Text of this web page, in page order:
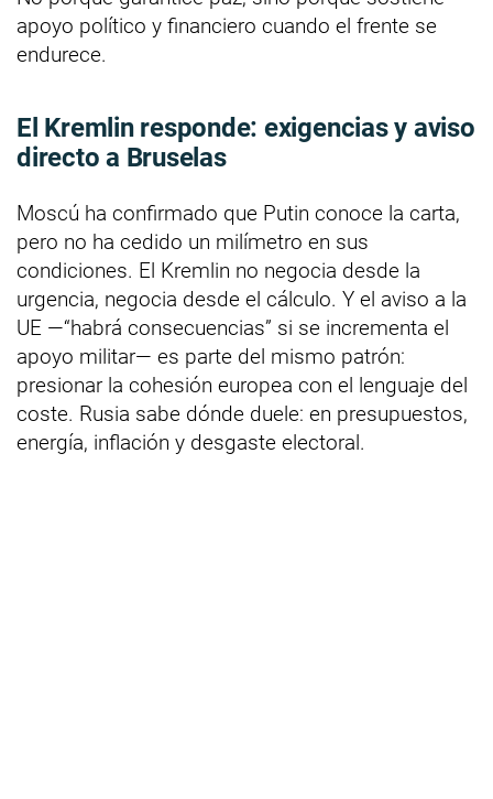
apoyo político y financiero cuando el frente se
endurece.
El Kremlin responde: exigencias y aviso
directo a Bruselas
Moscú ha confirmado que Putin conoce la carta,
pero no ha cedido un milímetro en sus
condiciones. El Kremlin no negocia desde la
urgencia, negocia desde el cálculo. Y el aviso a la
UE —“habrá consecuencias” si se incrementa el
apoyo militar— es parte del mismo patrón:
presionar la cohesión europea con el lenguaje del
coste. Rusia sabe dónde duele: en presupuestos,
energía, inflación y desgaste electoral.